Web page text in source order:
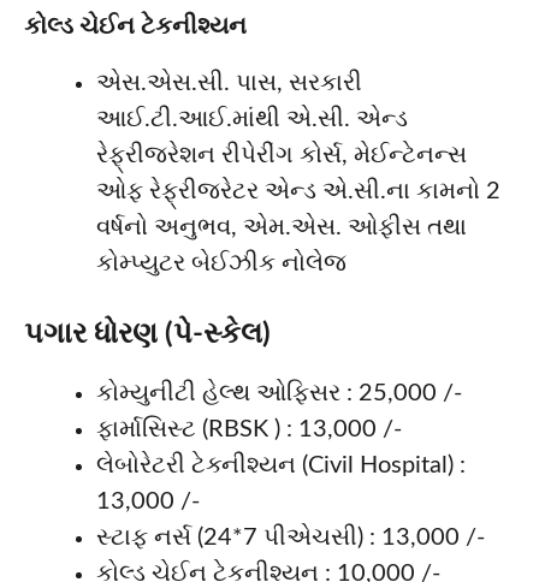
કોલ્ડ ચેઈન ટેકનીશ્યન
એસ.એસ.સી. પાસ, સરકારી
આઈ.ટી.આઈ.માંથી એ.સી. એન્ડ
રેફ્રીજરેશન રીપેરીંગ કોર્સ, મેઈન્ટેનન્સ
ઓફ રેફ્રીજરેટર એન્ડ એ.સી.ના કામનો 2
વર્ષનો અનુભવ, એમ.એસ. ઓફીસ તથા
કોમ્પ્યુટર બેઈઝીક નોલેજ
પગાર ધોરણ (પે-સ્કેલ)
કોમ્યુનીટી હેલ્થ ઓફિસર : 25,000 /-
ફાર્માસિસ્ટ (RBSK ) : 13,000 /-
લેબોરેટરી ટેક્નીશ્યન (Civil Hospital) :
13,000 /-
સ્ટાફ નર્સ (24*7 પીએચસી) : 13,000 /-
કોલ્ડ ચેઈન ટેકનીશ્યન : 10,000 /-